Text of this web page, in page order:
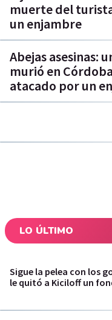
muerte del
un enjambre
Abejas asesinas:
murió en
atacado por un
LO ÚLTIMO
Sigue la pelea con los
le quitó a Kiciloff un